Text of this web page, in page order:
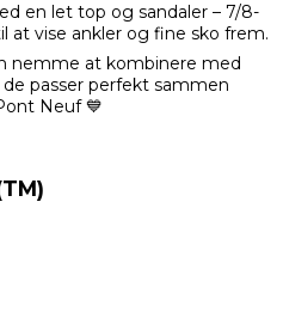
en let top og sandaler – 7/8-
vise ankler og fine sko frem.
nemme at kombinere med
passer perfekt sammen
Neuf 💙